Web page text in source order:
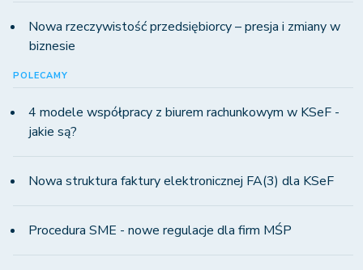
Nowa rzeczywistość przedsiębiorcy – presja i zmiany w
biznesie
POLECAMY
4 modele współpracy z biurem rachunkowym w KSeF -
jakie są?
Nowa struktura faktury elektronicznej FA(3) dla KSeF
Procedura SME - nowe regulacje dla firm MŚP